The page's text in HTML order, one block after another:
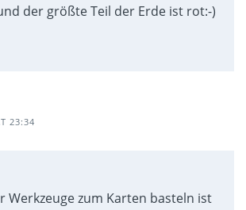
der größte Teil der Erde ist rot:-)
23:34
Werkzeuge zum Karten basteln ist